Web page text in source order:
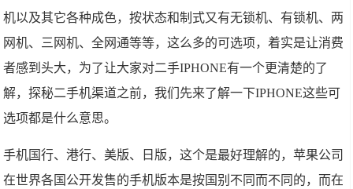
机以及其它各种成色，按状态和制式又有无锁机、有锁机、两
网机、三网机、全网通等等，这么多的可选项，着实是让消费
者感到头大，为了让大家对二手IPHONE有一个更清楚的了
解，探秘二手机渠道之前，我们先来了解一下IPHONE这些可
选项都是什么意思。
手机国行、港行、美版、日版，这个是最好理解的，苹果公司
在世界各国公开发售的手机版本是按国别不同而不同的，而在